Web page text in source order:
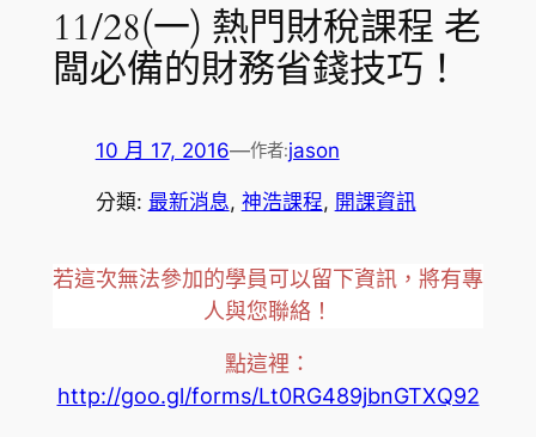
11/28(一) 熱門財稅課程 老
闆必備的財務省錢技巧！
10 月 17, 2016—作者:jason
分類: 最新消息, 神浩課程, 開課資訊
若這次無法參加的學員可以留下資訊，將有專
人與您聯絡！
點這裡：
http://goo.gl/forms/Lt0RG489jbnGTXQ92